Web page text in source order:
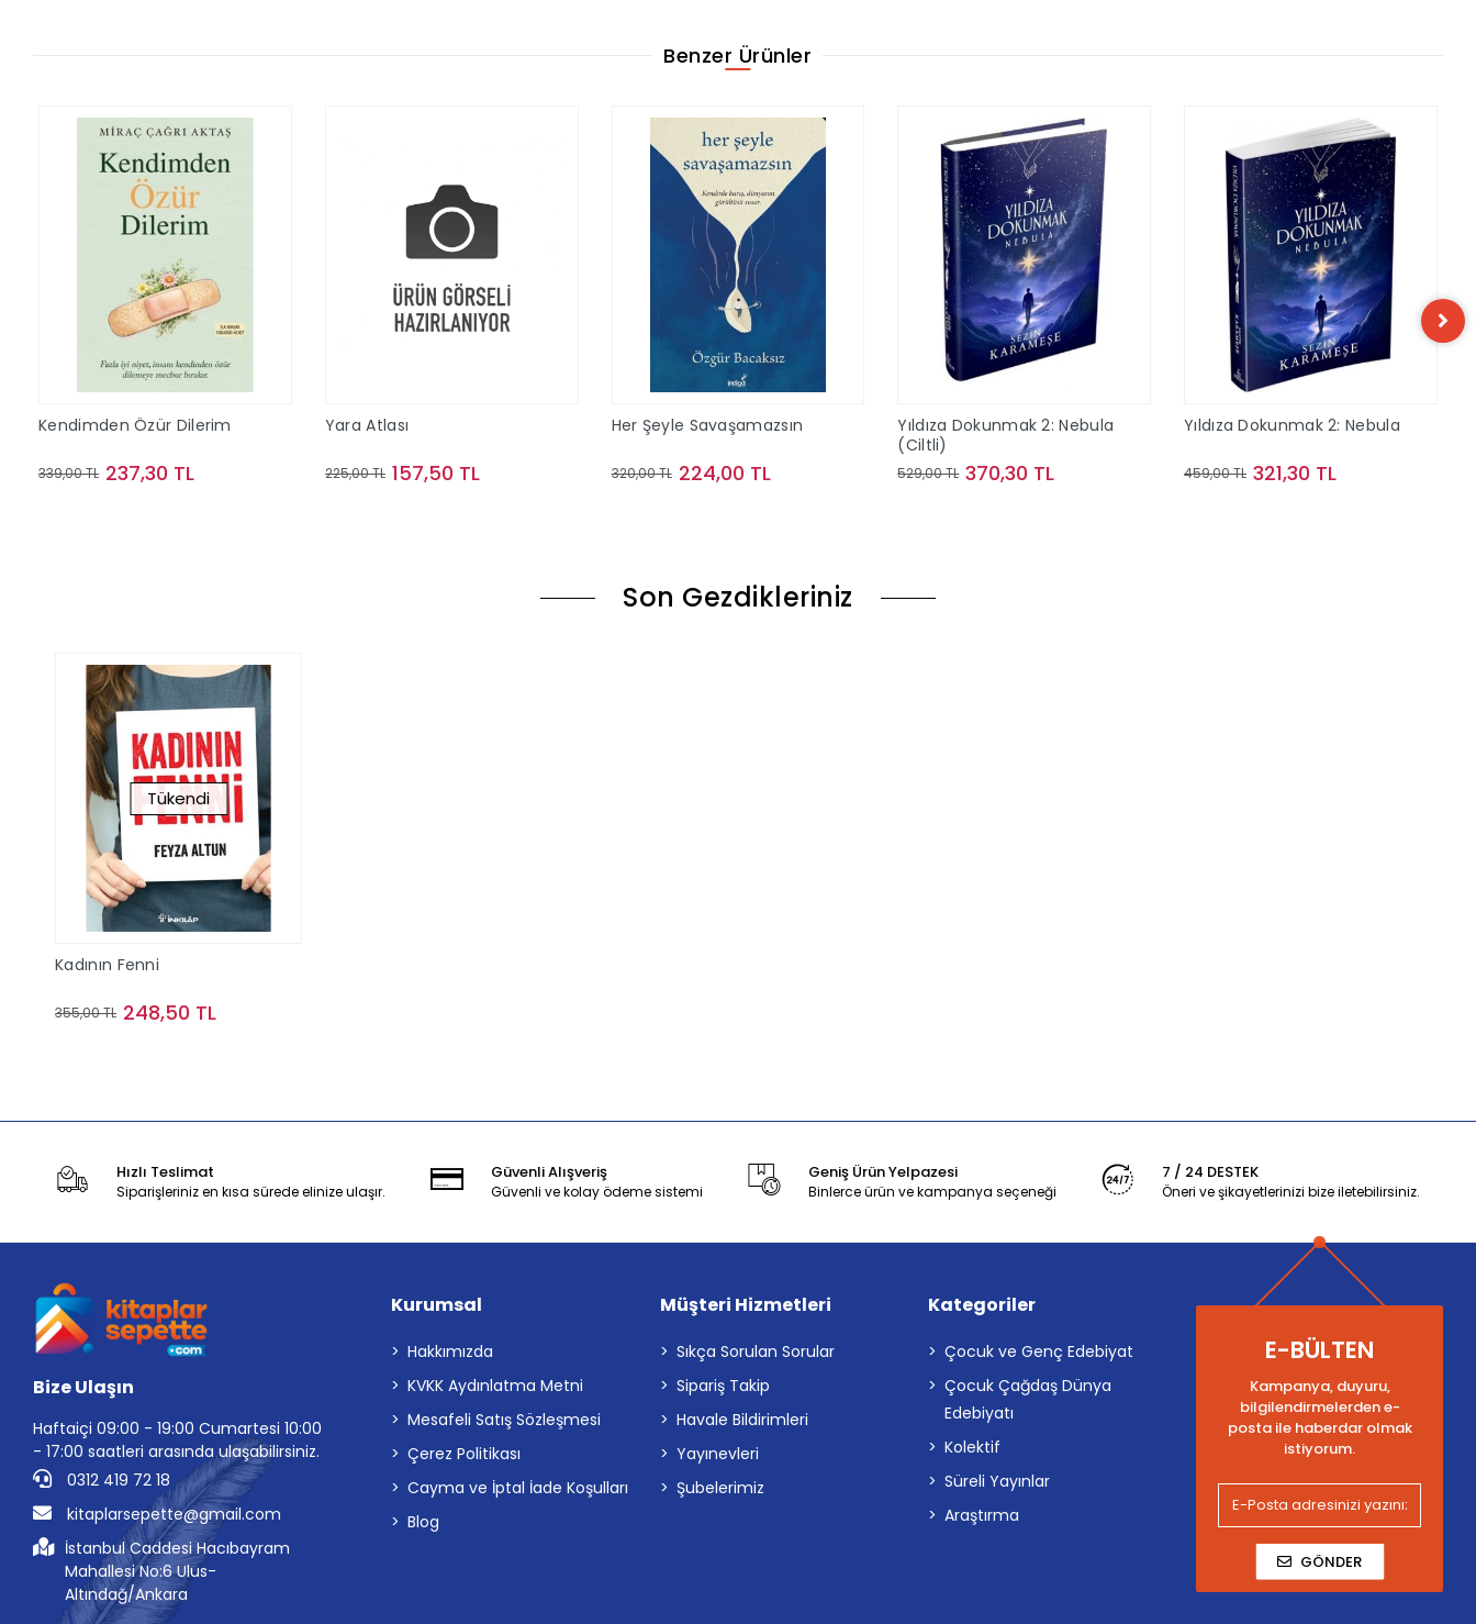
Benzer Ürünler
Kendimden Özür Dilerim
339,00 TL 237,30 TL
Yara Atlası
225,00 TL 157,50 TL
Her Şeyle Savaşamazsın
320,00 TL 224,00 TL
Yıldıza Dokunmak 2: Nebula
(Ciltli)
529,00 TL 370,30 TL
Yıldıza Dokunmak 2: Nebula
459,00 TL 321,30 TL
Son Gezdikleriniz
Tükendi
Kadının Fenni
355,00 TL 248,50 TL
Hızlı Teslimat
Siparişleriniz en kısa sürede elinize ulaşır.
Güvenli Alışveriş
Güvenli ve kolay ödeme sistemi
Geniş Ürün Yelpazesi
Binlerce ürün ve kampanya seçeneği
7 / 24 DESTEK
Öneri ve şikayetlerinizi bize iletebilirsiniz.
Bize Ulaşın
Haftaiçi 09:00 - 19:00 Cumartesi 10:00
- 17:00 saatleri arasında ulaşabilirsiniz.
0312 419 72 18
kitaplarsepette@gmail.com
İstanbul Caddesi Hacıbayram
Mahallesi No:6 Ulus-
Altındağ/Ankara
Kurumsal
Hakkımızda
KVKK Aydınlatma Metni
Mesafeli Satış Sözleşmesi
Çerez Politikası
Cayma ve İptal İade Koşulları
Blog
Müşteri Hizmetleri
Sıkça Sorulan Sorular
Sipariş Takip
Havale Bildirimleri
Yayınevleri
Şubelerimiz
Kategoriler
Çocuk ve Genç Edebiyat
Çocuk Çağdaş Dünya
Edebiyatı
Kolektif
Süreli Yayınlar
Araştırma
E-BÜLTEN
Kampanya, duyuru,
bilgilendirmelerden e-
posta ile haberdar olmak
istiyorum.
GÖNDER